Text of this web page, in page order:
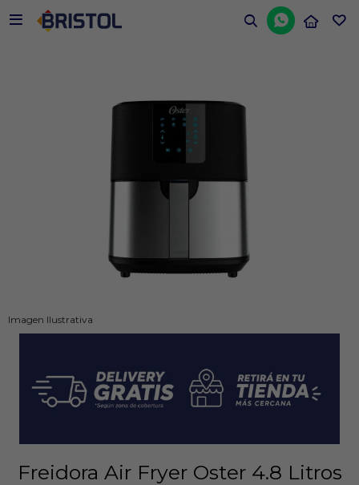


Imagen Ilustrativa
Freidora Air Fryer Oster 4.8 Litros